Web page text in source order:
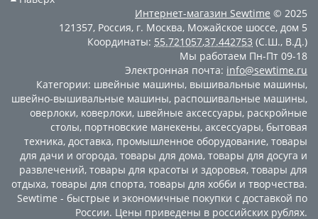
Интернет-магазин Sewtime © 2025
121357, Россия, г. Москва, Можайское шоссе, дом 5
Координаты: 55.721057,37.442753 (С.Ш., В.Д.)
Мы работаем Пн-Пт 09-18
Электронная почта: info@sewtime.ru
Категории: швейные машины, вышивальные машины,
швейно-вышивальные машины, распошивальные машины,
оверлоки, коверлоки, швейные аксессуары, раскройные
столы, портновские манекены, аксессуары, бытовая
техника, доставка, промышленное оборудование, товары
для дачи и огорода, товары для дома, товары для досуга и
развлечений, товары для красоты и здоровья, товары для
отдыха, товары для спорта, товары для хобби и творчества.
Sewtime - быстрые и экономичные покупки с доставкой по
России. Цены приведены в российских рублях.